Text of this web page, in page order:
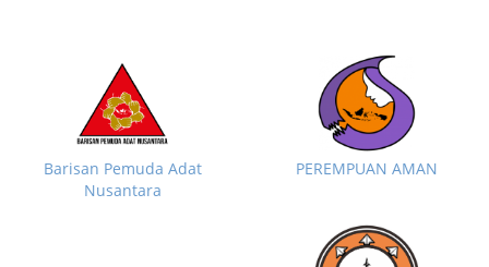
Barisan Pemuda Adat
Nusantara
PEREMPUAN AMAN